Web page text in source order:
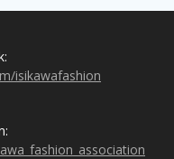
isikawafashion